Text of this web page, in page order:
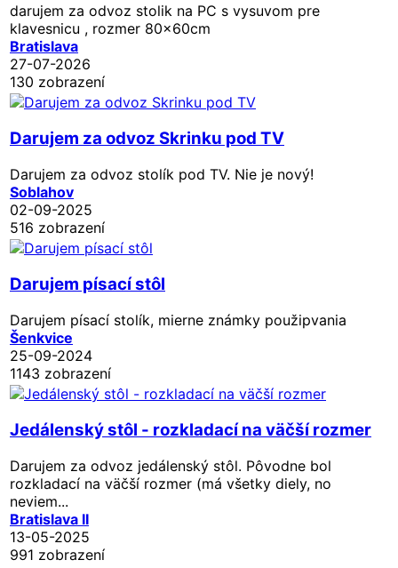
darujem za odvoz stolik na PC s vysuvom pre
klavesnicu , rozmer 80x60cm
Bratislava
27-07-2026
130 zobrazení
Darujem za odvoz Skrinku pod TV
Darujem za odvoz stolík pod TV. Nie je nový!
Soblahov
02-09-2025
516 zobrazení
Darujem písací stôl
Darujem písací stolík, mierne známky použipvania
Šenkvice
25-09-2024
1143 zobrazení
Jedálenský stôl - rozkladací na väčší rozmer
Darujem za odvoz jedálenský stôl. Pôvodne bol
rozkladací na väčší rozmer (má všetky diely, no
neviem...
Bratislava II
13-05-2025
991 zobrazení